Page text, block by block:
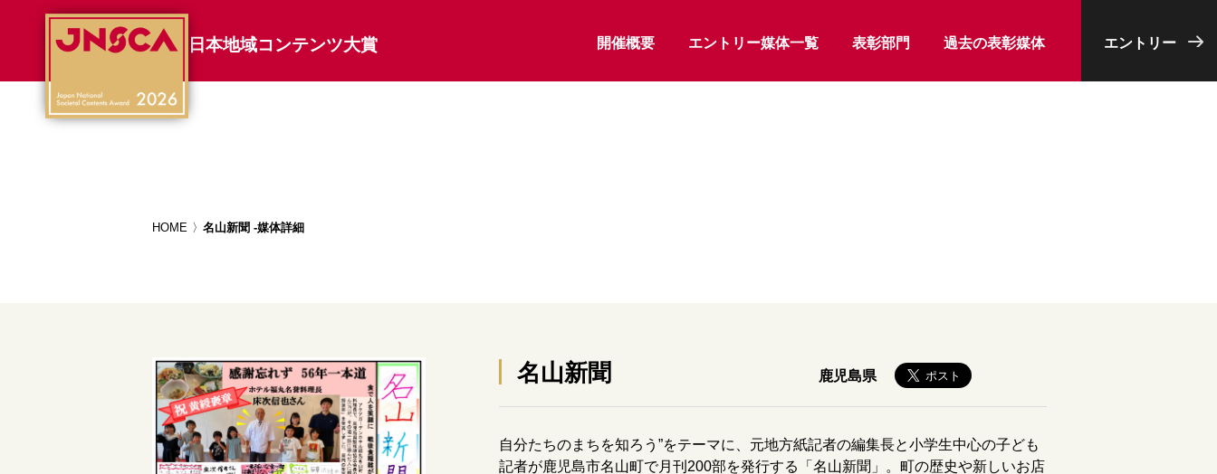
日本地域コンテンツ大賞 開催概要 エントリー媒体一覧 表彰部門 過去の表彰媒体 エントリー
HOME 名山新聞 -媒体詳細
名山新聞 鹿児島県
自分たちのまちを知ろう”をテーマに、元地方紙記者の編集長と小学生中心の子ども
記者が鹿児島市名山町で月刊200部を発行する「名山新聞」。町の歴史や新しいお店